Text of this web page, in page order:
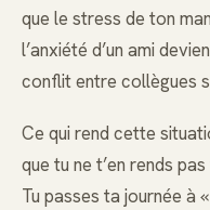
que le stress de ton
l’anxiété d’un ami
conflit entre collègues
Ce qui rend cette
que tu ne t’en rends
Tu passes ta journée à